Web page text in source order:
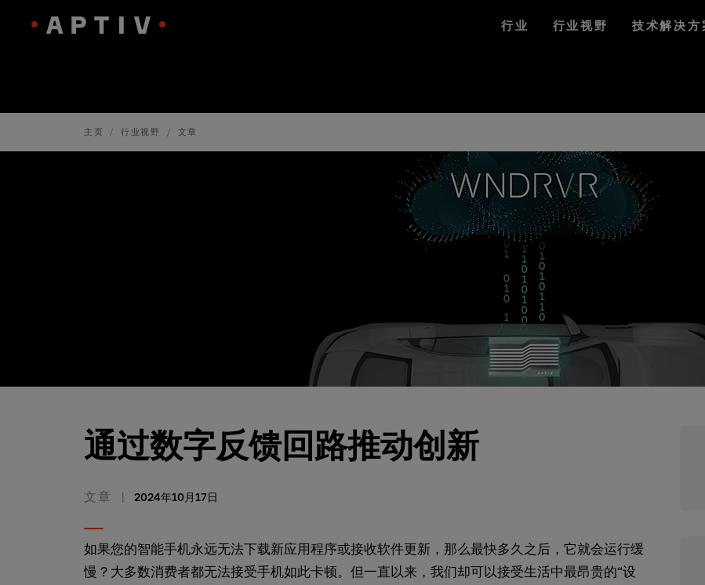
行业 行业视野 技术解决方
主页 行业视野 文章
通过数字反馈回路推动创新
文章 2024年10月17日
如果您的智能手机永远无法下载新应用程序或接收软件更新，那么最快多久之后，它就会运行缓
慢？大多数消费者都无法接受手机如此卡顿。但一直以来，我们却可以接受生活中最昂贵的“设